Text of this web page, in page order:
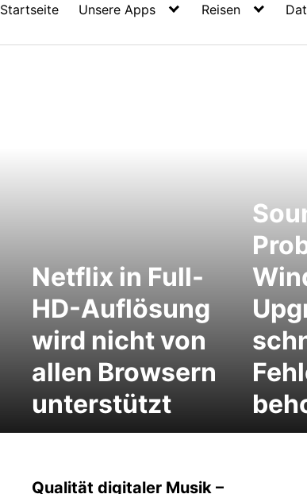
Startseite Unsere Apps Reisen
Netflix in Full-
HD-Auflösung
wird nicht von
allen Browsern
unterstützt
Qualität digitaler Musik –